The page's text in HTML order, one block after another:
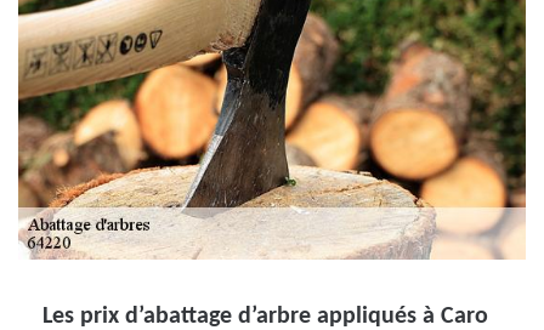
Les prix d’abattage d’arbre appliqués à Caro